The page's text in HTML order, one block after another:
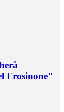
Frosinone"